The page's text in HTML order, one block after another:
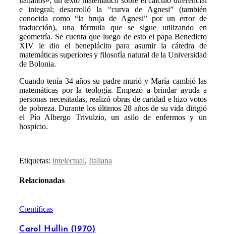
e integral; desarrolló la “curva de Agnesi” (también
conocida como “la bruja de Agnesi” por un error de
traducción), una fórmula que se sigue utilizando en
geometría. Se cuenta que luego de esto el papa Benedicto
XIV le dio el beneplácito para asumir la cátedra de
matemáticas superiores y filosofía natural de la Universidad
de Bolonia.
Cuando tenía 34 años su padre murió y María cambió las
matemáticas por la teología. Empezó a brindar ayuda a
personas necesitadas, realizó obras de caridad e hizo votos
de pobreza. Durante los últimos 28 años de su vida dirigió
el Pío Albergo Trivulzio, un asilo de enfermos y un
hospicio.
Etiquetas: intelectual, Italiana
Relacionadas
Científicas
Carol Hullin (1970)